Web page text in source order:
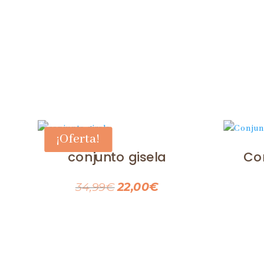
¡Oferta!
conjunto gisela
34,99€El
22,00€El